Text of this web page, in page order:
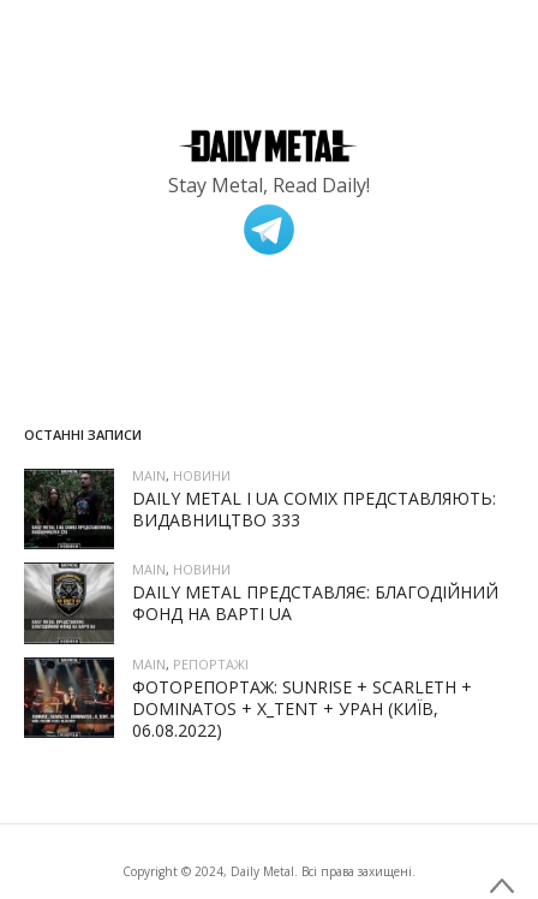
Stay Metal, Read Daily!
ОСТАННІ ЗАПИСИ
MAIN, НОВИНИ
DAILY METAL І UA COMIX ПРЕДСТАВЛЯЮТЬ:
ВИДАВНИЦТВО 333
MAIN, НОВИНИ
DAILY METAL ПРЕДСТАВЛЯЄ: БЛАГОДІЙНИЙ
ФОНД НА ВАРТІ UA
MAIN, РЕПОРТАЖІ
ФОТОРЕПОРТАЖ: SUNRISE + SCARLETH +
DOMINATOS + X_TENT + УРАН (КИЇВ,
06.08.2022)
Copyright © 2024, Daily Metal. Всі права захищені.